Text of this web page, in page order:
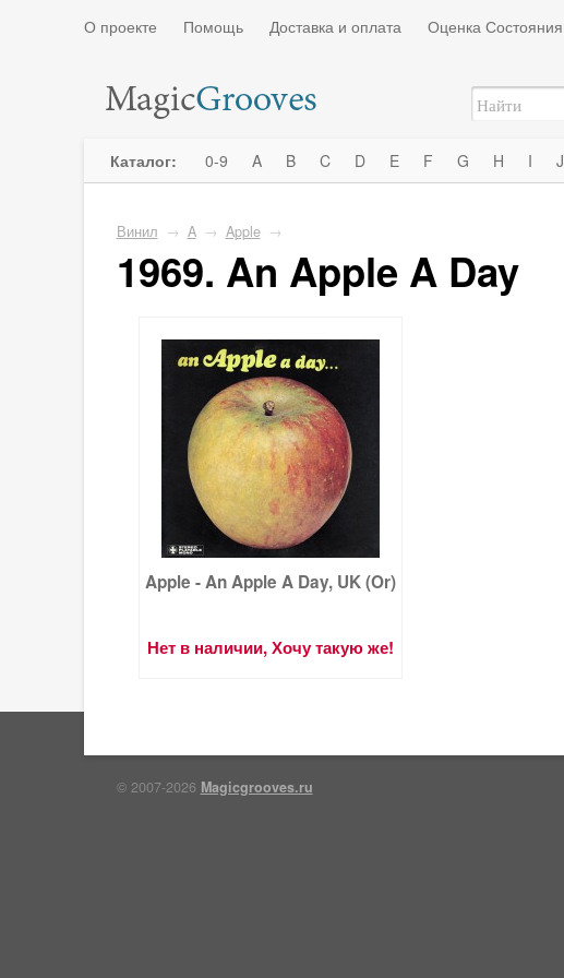
О проекте Помощь Доставка и оплата Оценка Состояния
Каталог: 0-9 A B C D E F G H I J
Винил → A → Apple →
1969. An Apple A Day
Apple - An Apple A Day, UK (Or)
Нет в наличии, Хочу такую же!
© 2007-2026 Magicgrooves.ru